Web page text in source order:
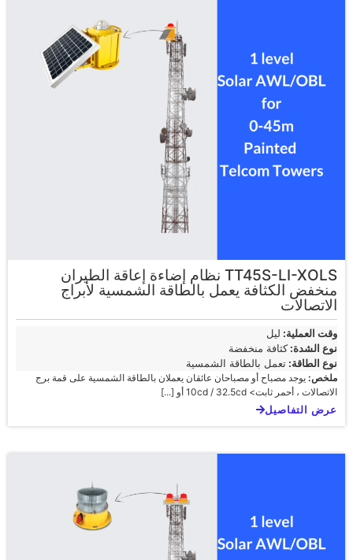
TT45S-LI-XOLS نظام إضاءة إعاقة الطيران
منخفض الكثافة يعمل بالطاقة الشمسية لأبراج
الاتصالات
وقت العملية: ليل
نوع الشدة:كثافة منخفضة
نوع الطاقة: تعمل بالطاقة الشمسية
ملخص: يوجد مصباح أو مصباحان عائقان يعملان بالطاقة الشمسية على قمة برج
الاتصالات ، أحمر ثابت> 10cd / 32.5cd أو [...]
عرض التفاصيل